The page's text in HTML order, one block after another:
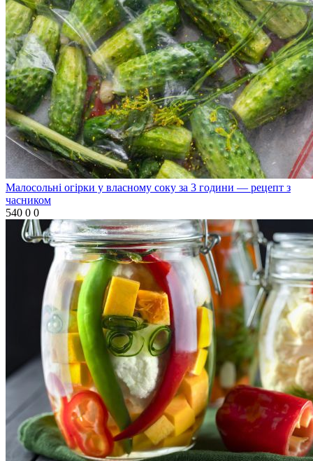
Малосольні огірки у власному соку за 3 години — рецепт з
часником
540 0 0